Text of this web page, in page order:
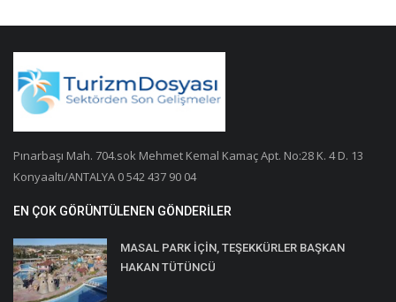
Pınarbaşı Mah. 704.sok Mehmet Kemal Kamaç Apt. No:28 K. 4 D. 13
Konyaaltı/ANTALYA 0 542 437 90 04
EN ÇOK GÖRÜNTÜLENEN GÖNDERILER
MASAL PARK İÇİN, TEŞEKKÜRLER BAŞKAN
HAKAN TÜTÜNCÜ